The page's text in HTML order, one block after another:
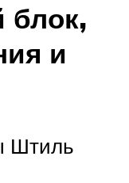
блок,
и
Штиль